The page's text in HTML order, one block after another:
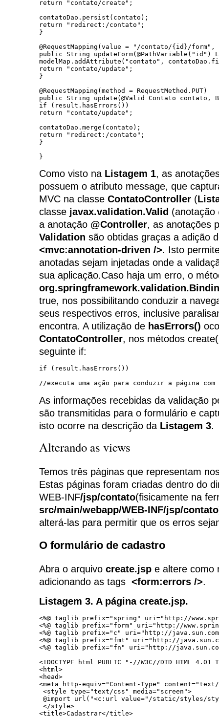
return "contato/create";
contatoDao.persist(contato);
return "redirect:/contato";
}
@RequestMapping(value = "/contato/{id}/form",
public String updateForm(@PathVariable("id")
modelMap.addAttribute("contato",
return "contato/update";
}
@RequestMapping(method = RequestMethod.PUT)
public String update(@Valid Contato
if (result.hasErrors())
return "contato/update";
contatoDao.merge(contato);
return "redirect:/contato";
}
}
Como visto na Listagem 1, as
possuem o atributo message, que
MVC na classe ContatoController (
classe javax.validation.Valid (anotação
a anotação @Controller, as anotações
Validation são obtidas graças a adição
<mvc:annotation-driven />. Isto
anotadas sejam injetadas onde a
sua aplicação.Caso haja um erro, o
true, nos possibilitando conduzir a
seus respectivos erros, inclusive
encontra. A utilização de hasErrors()
ContatoController, nos métodos
seguinte if:
if (result.hasErrors())
//executa uma ação para conduzir a página
As informações recebidas da validação
são transmitidas para o formulário e
isto ocorre na descrição da Listagem 3.
Alterando as views
Temos três páginas que representam
Estas páginas foram criadas dentro do
WEB-INF/jsp/contato(fisicamente na
src/main/webapp/WEB-INF/jsp/contato
alterá-las para permitir que os erros
O formulário de cadastro
Abra o arquivo create.jsp e altere como
adicionando as tags <form:errors />.
Listagem 3. A página create.jsp.
<%@ taglib prefix="spring" uri="http://
<%@ taglib prefix="form" uri="http://
<%@ taglib prefix="c" uri="http://
<%@ taglib prefix="fmt" uri="http://
<%@ taglib prefix="fn" uri="http://
<!DOCTYPE html PUBLIC "-//W3C//DTD HTML
<html>
<head>
<meta http-equiv="Content-Type"
<style type="text/css" media="screen">
@import url("<c:url value="/static/styles/
</style>
<title>Cadastrar</title>